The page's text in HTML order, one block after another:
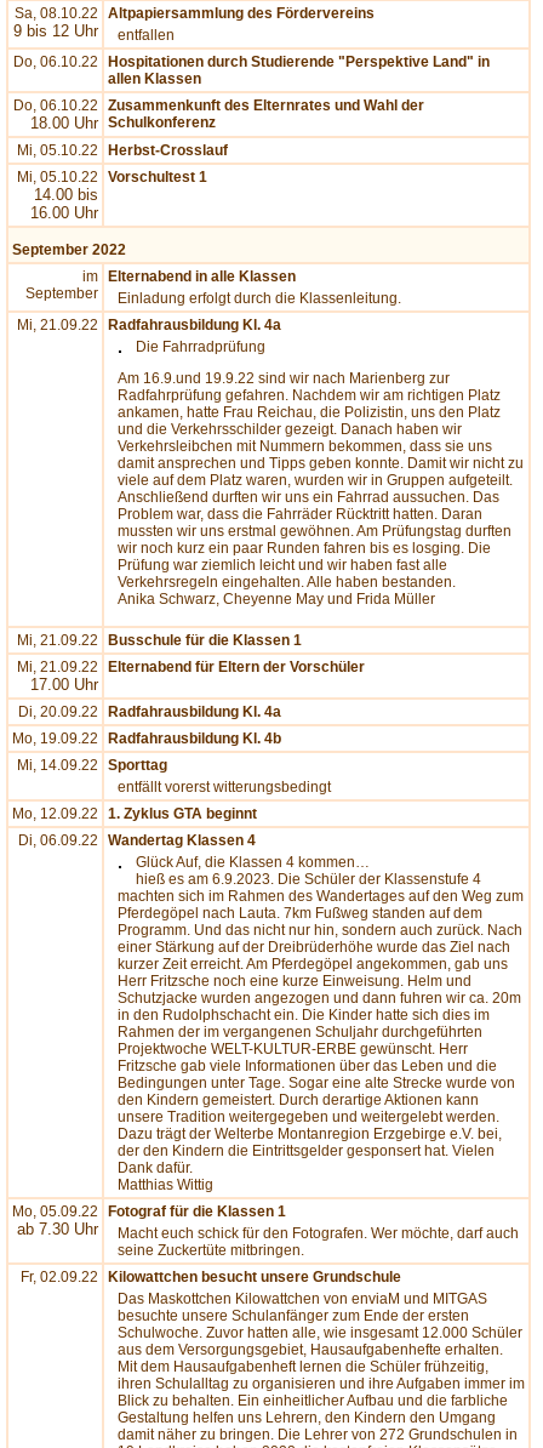
Sa, 08.10.22
9 bis 12 Uhr
Altpapiersammlung des Fördervereins
entfallen
Do, 06.10.22
Hospitationen durch Studierende "Perspektive Land" in
allen Klassen
Do, 06.10.22
18.00 Uhr
Zusammenkunft des Elternrates und Wahl der
Schulkonferenz
Mi, 05.10.22
Herbst-Crosslauf
Mi, 05.10.22
14.00 bis
16.00 Uhr
Vorschultest 1
September 2022
im
September
Elternabend in alle Klassen
Einladung erfolgt durch die Klassenleitung.
Mi, 21.09.22
Radfahrausbildung Kl. 4a
Die Fahrradprüfung
Am 16.9.und 19.9.22 sind wir nach Marienberg zur
Radfahrprüfung gefahren. Nachdem wir am richtigen Platz
ankamen, hatte Frau Reichau, die Polizistin, uns den Platz
und die Verkehrsschilder gezeigt. Danach haben wir
Verkehrsleibchen mit Nummern bekommen, dass sie uns
damit ansprechen und Tipps geben konnte. Damit wir nicht zu
viele auf dem Platz waren, wurden wir in Gruppen aufgeteilt.
Anschließend durften wir uns ein Fahrrad aussuchen. Das
Problem war, dass die Fahrräder Rücktritt hatten. Daran
mussten wir uns erstmal gewöhnen. Am Prüfungstag durften
wir noch kurz ein paar Runden fahren bis es losging. Die
Prüfung war ziemlich leicht und wir haben fast alle
Verkehrsregeln eingehalten. Alle haben bestanden.
Anika Schwarz, Cheyenne May und Frida Müller
Mi, 21.09.22
Busschule für die Klassen 1
Mi, 21.09.22
17.00 Uhr
Elternabend für Eltern der Vorschüler
Di, 20.09.22
Radfahrausbildung Kl. 4a
Mo, 19.09.22
Radfahrausbildung Kl. 4b
Mi, 14.09.22
Sporttag
entfällt vorerst witterungsbedingt
Mo, 12.09.22
1. Zyklus GTA beginnt
Di, 06.09.22
Wandertag Klassen 4
Glück Auf, die Klassen 4 kommen…
hieß es am 6.9.2023. Die Schüler der Klassenstufe 4
machten sich im Rahmen des Wandertages auf den Weg zum
Pferdegöpel nach Lauta. 7km Fußweg standen auf dem
Programm. Und das nicht nur hin, sondern auch zurück. Nach
einer Stärkung auf der Dreibrüderhöhe wurde das Ziel nach
kurzer Zeit erreicht. Am Pferdegöpel angekommen, gab uns
Herr Fritzsche noch eine kurze Einweisung. Helm und
Schutzjacke wurden angezogen und dann fuhren wir ca. 20m
in den Rudolphschacht ein. Die Kinder hatte sich dies im
Rahmen der im vergangenen Schuljahr durchgeführten
Projektwoche WELT-KULTUR-ERBE gewünscht. Herr
Fritzsche gab viele Informationen über das Leben und die
Bedingungen unter Tage. Sogar eine alte Strecke wurde von
den Kindern gemeistert. Durch derartige Aktionen kann
unsere Tradition weitergegeben und weitergelebt werden.
Dazu trägt der Welterbe Montanregion Erzgebirge e.V. bei,
der den Kindern die Eintrittsgelder gesponsert hat. Vielen
Dank dafür.
Matthias Wittig
Mo, 05.09.22
ab 7.30 Uhr
Fotograf für die Klassen 1
Macht euch schick für den Fotografen. Wer möchte, darf auch
seine Zuckertüte mitbringen.
Fr, 02.09.22
Kilowattchen besucht unsere Grundschule
Das Maskottchen Kilowattchen von enviaM und MITGAS
besuchte unsere Schulanfänger zum Ende der ersten
Schulwoche. Zuvor hatten alle, wie insgesamt 12.000 Schüler
aus dem Versorgungsgebiet, Hausaufgabenhefte erhalten.
Mit dem Hausaufgabenheft lernen die Schüler frühzeitig,
ihren Schulalltag zu organisieren und ihre Aufgaben immer im
Blick zu behalten. Ein einheitlicher Aufbau und die farbliche
Gestaltung helfen uns Lehrern, den Kindern den Umgang
damit näher zu bringen. Die Lehrer von 272 Grundschulen in